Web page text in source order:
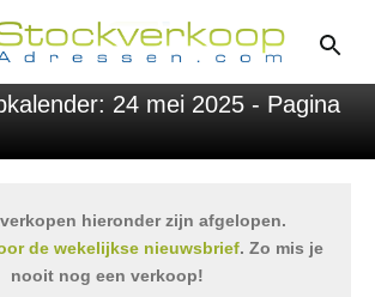
24 mei 2025 - Pagina
hieronder zijn afgelopen.
de wekelijkse nieuwsbrief. Zo mis je
nooit nog een verkoop!